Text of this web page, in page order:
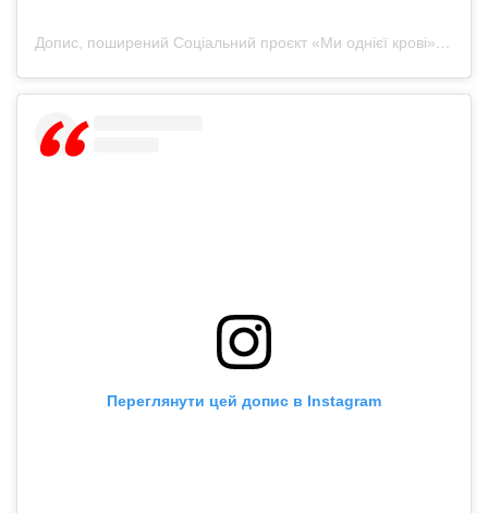
Допис, поширений Соціальний проєкт «Ми однієї крові» (@lifesavingmerch)
Переглянути цей допис в Instagram